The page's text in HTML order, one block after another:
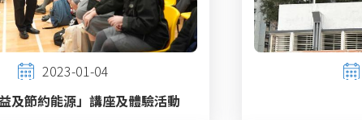
2023-01-04
益及節約能源」講座及體驗活動